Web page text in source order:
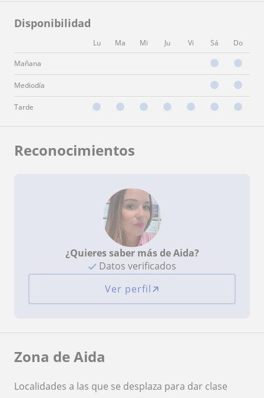
Disponibilidad
Lu Ma Mi Ju Vi Sá Do
Mañana
Mediodía
Tarde
Reconocimientos
¿Quieres saber más de Aida?
Datos verificados
Ver perfil
Zona de Aida
Localidades a las que se desplaza para dar clase